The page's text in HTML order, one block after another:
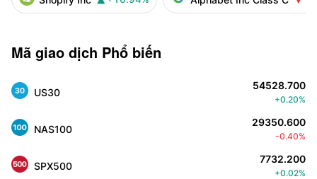
Mã giao dịch Phổ biến
US30
54528.700
+0.20%
NAS100
29350.600
-0.40%
SPX500
7732.200
+0.02%